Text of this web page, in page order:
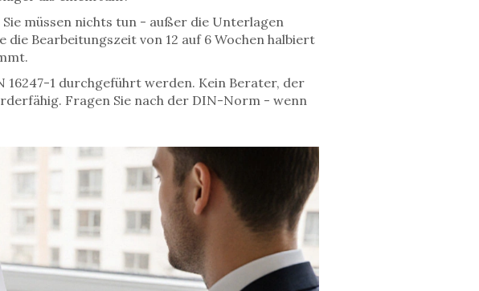
müssen nichts tun - außer die Unterlagen
Bearbeitungszeit von 12 auf 6 Wochen halbiert
1 durchgeführt werden. Kein Berater, der
Fragen Sie nach der DIN-Norm - wenn